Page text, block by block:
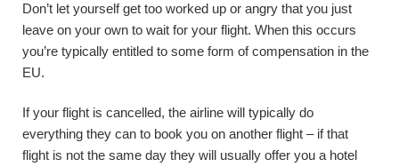
Don’t let yourself get too worked up or angry that you just
leave on your own to wait for your flight. When this occurs
you’re typically entitled to some form of compensation in the
EU.
If your flight is cancelled, the airline will typically do
everything they can to book you on another flight – if that
flight is not the same day they will usually offer you a hotel